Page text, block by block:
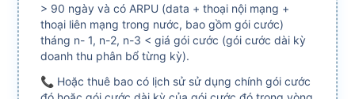
> 90 ngày và có ARPU (data + thoại nội mạng +
thoại liên mạng trong nước, bao gồm gói cước)
tháng n- 1, n-2, n-3 < giá gói cước (gói cước dài kỳ
doanh thu phân bổ từng kỳ).
📞 Hoặc thuê bao có lịch sử sử dụng chính gói cước